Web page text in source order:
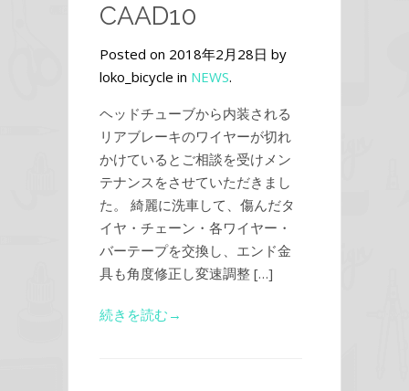
CAAD10
Posted on 2018年2月28日 by
loko_bicycle in NEWS.
ヘッドチューブから内装される
リアブレーキのワイヤーが切れ
かけているとご相談を受けメン
テナンスをさせていただきまし
た。 綺麗に洗車して、傷んだタ
イヤ・チェーン・各ワイヤー・
バーテープを交換し、エンド金
具も角度修正し変速調整 […]
続きを読む→